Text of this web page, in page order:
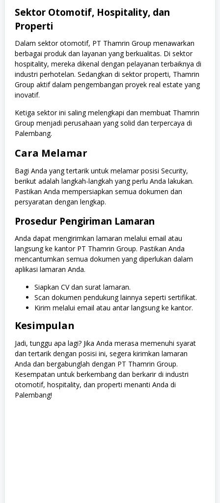
Sektor Otomotif, Hospitality, dan
Properti
Dalam sektor otomotif, PT Thamrin Group menawarkan
berbagai produk dan layanan yang berkualitas. Di sektor
hospitality, mereka dikenal dengan pelayanan terbaiknya di
industri perhotelan. Sedangkan di sektor properti, Thamrin
Group aktif dalam pengembangan proyek real estate yang
inovatif.
Ketiga sektor ini saling melengkapi dan membuat Thamrin
Group menjadi perusahaan yang solid dan terpercaya di
Palembang.
Cara Melamar
Bagi Anda yang tertarik untuk melamar posisi Security,
berikut adalah langkah-langkah yang perlu Anda lakukan.
Pastikan Anda mempersiapkan semua dokumen dan
persyaratan dengan lengkap.
Prosedur Pengiriman Lamaran
Anda dapat mengirimkan lamaran melalui email atau
langsung ke kantor PT Thamrin Group. Pastikan Anda
mencantumkan semua dokumen yang diperlukan dalam
aplikasi lamaran Anda.
Siapkan CV dan surat lamaran.
Scan dokumen pendukung lainnya seperti sertifikat.
Kirim melalui email atau antar langsung ke kantor.
Kesimpulan
Jadi, tunggu apa lagi? Jika Anda merasa memenuhi syarat
dan tertarik dengan posisi ini, segera kirimkan lamaran
Anda dan bergabunglah dengan PT Thamrin Group.
Kesempatan untuk berkembang dan berkarir di industri
otomotif, hospitality, dan properti menanti Anda di
Palembang!